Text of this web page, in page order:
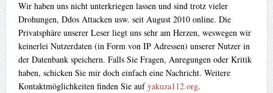
Wir haben uns nicht unterkriegen lassen und sind trotz vieler
Drohungen, Ddos Attacken usw. seit August 2010 online. Die
Privatsphäre unserer Leser liegt uns sehr am Herzen, weswegen wir
keinerlei Nutzerdaten (in Form von IP Adressen) unserer Nutzer in
der Datenbank speichern. Falls Sie Fragen, Anregungen oder Kritik
haben, schicken Sie mir doch einfach eine Nachricht. Weitere
Kontaktmöglichkeiten finden Sie aufyakuza112.org.